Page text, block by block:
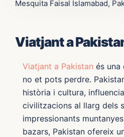
Mesquita Faisal Islamabad,
Viatjant a
Viatjant a Pakistan és una
no et pots perdre.
història i cultura,
civilitzacions al llarg dels
impressionants
bazars, Pakistan ofereix